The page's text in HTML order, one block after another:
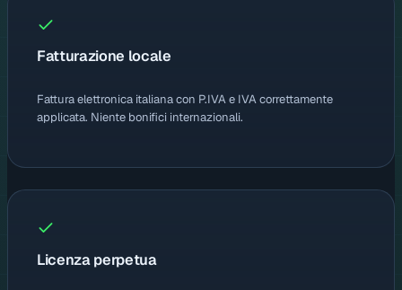
Fatturazione locale
Fattura elettronica italiana con P.IVA e IVA correttamente
applicata. Niente bonifici internazionali.
Licenza perpetua